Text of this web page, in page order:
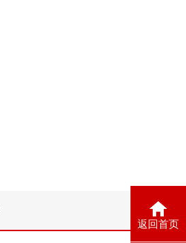
返回首页